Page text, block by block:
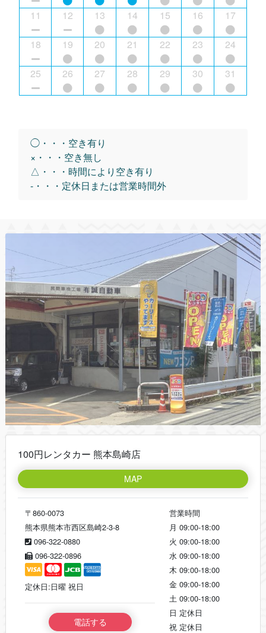
11 12 13 14 15 16 17
18 19 20 21 22 23 24
25 26 27 28 29 30 31
◯・・・空き有り
×・・・空き無し
△・・・時間により空き有り
-・・・定休日または営業時間外
100円レンタカー 熊本島崎店
MAP
〒860-0073
熊本県熊本市西区島崎2-3-8
096-322-0880
096-322-0896
定休日:日曜 祝日
電話する
営業時間
月 09:00-18:00
火 09:00-18:00
水 09:00-18:00
木 09:00-18:00
金 09:00-18:00
土 09:00-18:00
日 定休日
祝 定休日